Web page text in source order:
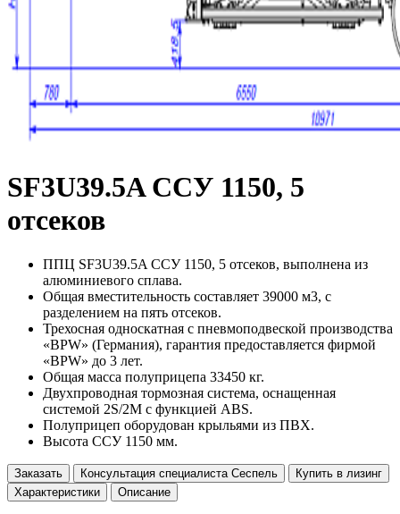
SF3U39.5A ССУ 1150, 5
отсеков
ППЦ SF3U39.5A ССУ 1150, 5 отсеков, выполнена из
алюминиевого сплава.
Общая вместительность составляет 39000 м3, с
разделением на пять отсеков.
Трехосная односкатная с пневмоподвеской производства
«BPW» (Германия), гарантия предоставляется фирмой
«BPW» до 3 лет.
Общая масса полуприцепа 33450 кг.
Двухпроводная тормозная система, оснащенная
системой 2S/2M с функцией ABS.
Полуприцеп оборудован крыльями из ПВХ.
Высота ССУ 1150 мм.
Заказать Консультация специалиста Сеспель
Купить в лизинг
Характеристики
Описание